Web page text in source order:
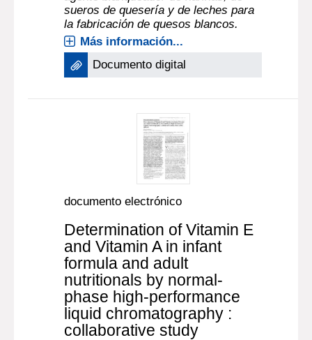
sueros de quesería y de leches para
la fabricación de quesos blancos.
Más información...
Documento digital
documento electrónico
Determination of Vitamin E
and Vitamin A in infant
formula and adult
nutritionals by normal-
phase high-performance
liquid chromatography :
collaborative study